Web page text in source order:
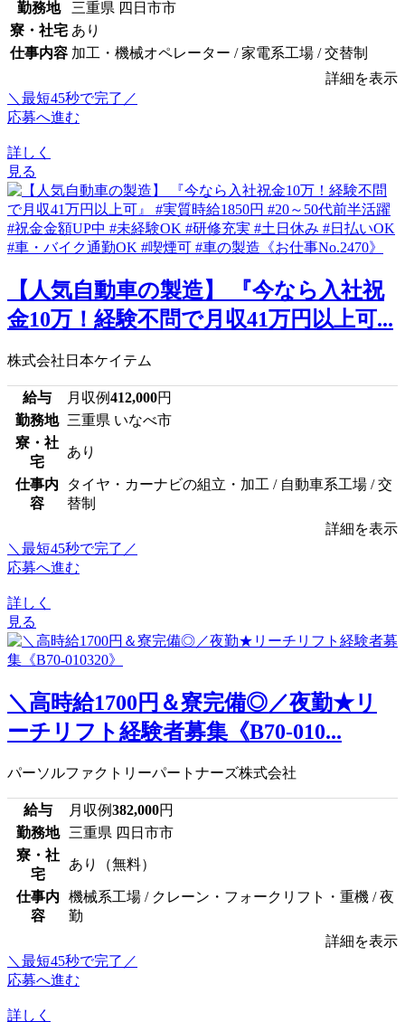
勤務地
三重県 四日市市
寮・社宅 あり
仕事内容 加工・機械オペレーター / 家電系工場 / 交替制
詳細を表示
＼最短45秒で完了／
応募へ進む
詳しく
見る
【人気自動車の製造】 『今なら入社祝
金10万！経験不問で月収41万円以上可...
株式会社日本ケイテム
給与 月収例412,000円
勤務地
三重県 いなべ市
寮・社
宅
あり
仕事内
容
タイヤ・カーナビの組立・加工 / 自動車系工場 / 交
替制
詳細を表示
＼最短45秒で完了／
応募へ進む
詳しく
見る
＼高時給1700円＆寮完備◎／夜勤★リ
ーチリフト経験者募集《B70-010...
パーソルファクトリーパートナーズ株式会社
給与 月収例382,000円
勤務地
三重県 四日市市
寮・社
宅
あり（無料）
仕事内
容
機械系工場 / クレーン・フォークリフト・重機 / 夜
勤
詳細を表示
＼最短45秒で完了／
応募へ進む
詳しく